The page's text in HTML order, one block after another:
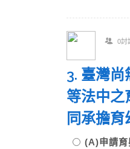
0討
3. 臺灣
等法中之
同承擔
(A)申請育